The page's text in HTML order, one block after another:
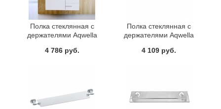
Полка стеклянная с
держателями Aqwella
4 786 руб.
Полка стеклянная с
держателями Aqwella
4 109 руб.